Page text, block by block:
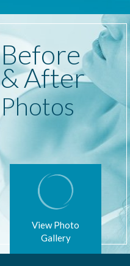
Before
& After
Photos
View Photo
Gallery